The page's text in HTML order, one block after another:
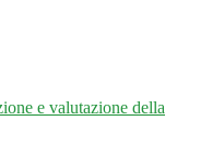
e valutazione della